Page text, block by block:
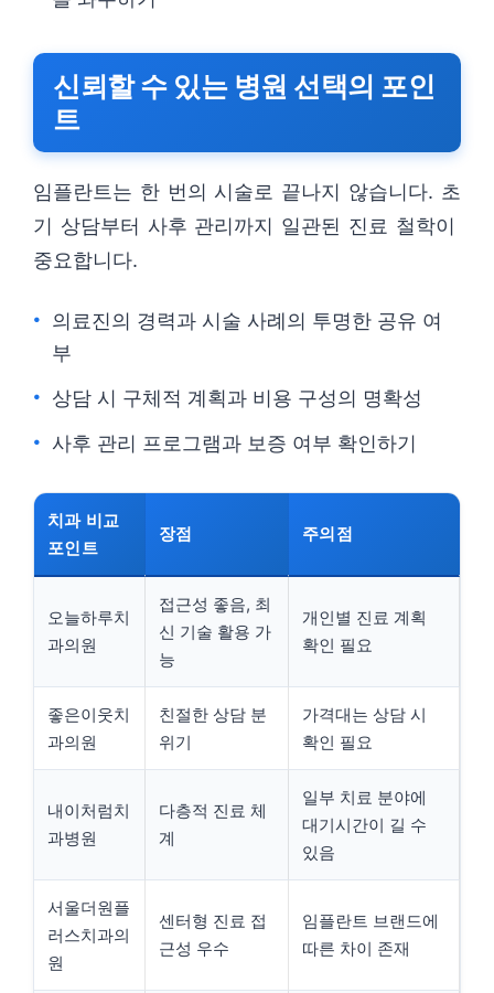
신뢰할 수 있는 병원 선택의 포인
트
임플란트는 한 번의 시술로 끝나지 않습니다. 초
기 상담부터 사후 관리까지 일관된 진료 철학이
중요합니다.
의료진의 경력과 시술 사례의 투명한 공유 여
부
상담 시 구체적 계획과 비용 구성의 명확성
사후 관리 프로그램과 보증 여부 확인하기
치과 비교
포인트
장점 주의점
오늘하루치
과의원
접근성 좋음, 최
신 기술 활용 가
능
개인별 진료 계획
확인 필요
좋은이웃치
과의원
친절한 상담 분
위기
가격대는 상담 시
확인 필요
내이처럼치
과병원
다층적 진료 체
계
일부 치료 분야에
대기시간이 길 수
있음
서울더원플
러스치과의
원
센터형 진료 접
근성 우수
임플란트 브랜드에
따른 차이 존재